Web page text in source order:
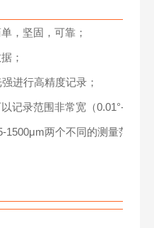
，坚固，可靠；
；
进行高精度记录；
记录范围非常宽（0.01°-
两个不同的测量范围；